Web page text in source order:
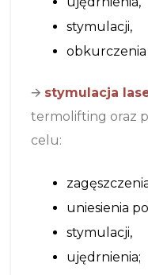
stymulacji,
🡪 stymulacja
termolifting oraz
celu:
uniesienia
stymulacji,
ujędrnienia;